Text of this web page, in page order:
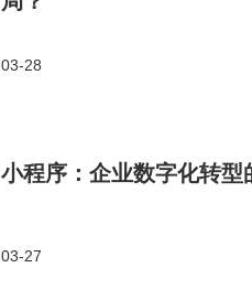
03-28
小程序：企业数字化转型
03-27